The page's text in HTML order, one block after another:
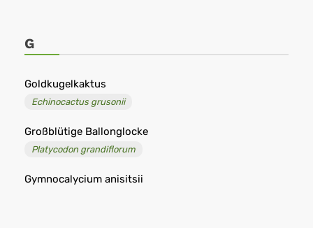
G
Goldkugelkaktus
Echinocactus grusonii
Großblütige Ballonglocke
Platycodon grandiflorum
Gymnocalycium anisitsii